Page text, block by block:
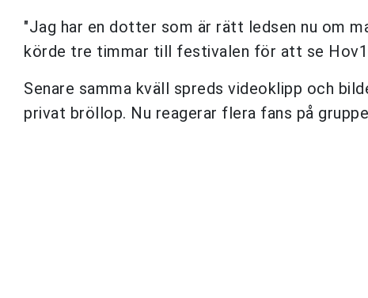
"Jag har en dotter som är rätt ledsen nu om
körde tre timmar till festivalen för att se
Senare samma kväll spreds videoklipp och
privat bröllop. Nu reagerar flera fans på